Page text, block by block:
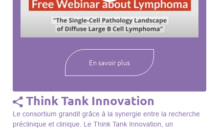
webinaires à venir, des séances précédentes et joignez-vous
notre compréhension des lymphomes et des maladies
En savoir plus
Think Tank Innovation
Le consortium grandit grâce à la synergie entre la recherche
préclinique et clinique. Le Think Tank Innovation, un